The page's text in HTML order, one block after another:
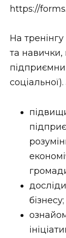
https://
На
та навички,
бізнесу;